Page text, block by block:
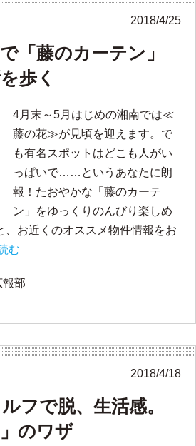
2018/4/25
「藤のカーテン」
歩く
4月末～5月はじめの湘南では≪
藤の花≫が見頃を迎えます。で
も有名スポットはどこも人がい
っぱいで……というあなたに朗
報！たおやかな「藤のカーテ
ン」をゆっくりのんびり楽しめ
、お近くのオススメ物件情報をお
む
報部
2018/4/18
フで脱、生活感。
のワザ